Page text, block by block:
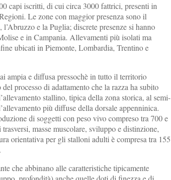
capi iscritti, di cui circa 3000 fattrici, presenti in
Le zone con maggior presenza sono il
e la Puglia; discrete presenze si hanno
e in Campania. Allevamenti più isolati ma
ubicati in Piemonte, Lombardia, Trentino e
ampia e diffusa pressochè in tutto il territorio
processo di adattamento che la razza ha subito
stallino, tipica della zona storica, al semi-
più diffuse della dorsale appenninica.
di soggetti con peso vivo compreso tra 700 e
masse muscolare, sviluppo e distinzione,
orientativa per gli stalloni adulti è compresa tra 155
che abbinano alle caratteristiche tipicamente